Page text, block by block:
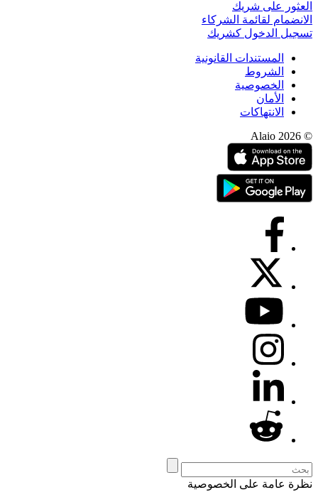
العثور على شريك
الانضمام لقائمة الشركاء
تسجيل الدخول كشريك
المستندات القانونية
الشروط
الخصوصية
الأمان
الانتهاكات
© 2026 Alaio
نظرة عامة على الخصوصية